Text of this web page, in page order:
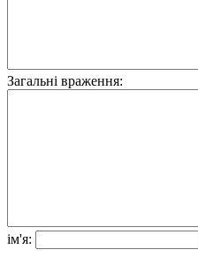
Загальні враження:
ім'я: